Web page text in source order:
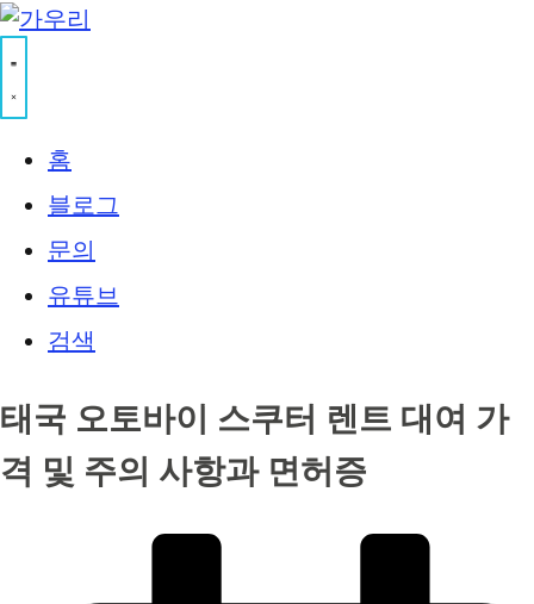
홈
블로그
문의
유튜브
검색
태국 오토바이 스쿠터 렌트 대여 가
격 및 주의 사항과 면허증